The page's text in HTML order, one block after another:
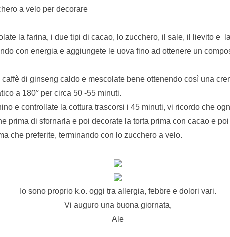
a velo per decorare
la farina, i due tipi di cacao, lo zucchero, il sale, il lievito e
con energia e aggiungete le uova fino ad ottenere un
di ginseng caldo e mescolate bene ottenendo così una
a 180° per circa 50 -55 minuti.
e controllate la cottura trascorsi i 45 minuti, vi ricordo che
prima di sfornarla e poi decorate la torta prima con cacao e
che preferite, terminando con lo zucchero a velo.
Io sono proprio k.o. oggi tra allergia, febbre e dolori vari.
Vi auguro una buona giornata,
Ale